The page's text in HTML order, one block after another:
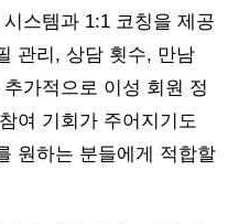
스템과 1:1 코칭을 제공
관리, 상담 횟수, 만남
가적으로 이성 회원 정
여 기회가 주어지기도
원하는 분들에게 적합할